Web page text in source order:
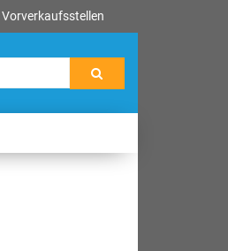
Vorverkaufsstellen